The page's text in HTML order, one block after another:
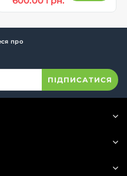
про
ПІДПИСАТИСЯ